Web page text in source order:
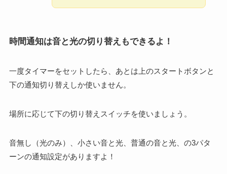
時間通知は音と光の切り替えもできるよ！
一度タイマーをセットしたら、あとは上のスタートボタンと
下の通知切り替えしか使いません。
場所に応じて下の切り替えスイッチを使いましょう。
音無し（光のみ）、小さい音と光、普通の音と光、の3パタ
ーンの通知設定がありますよ！